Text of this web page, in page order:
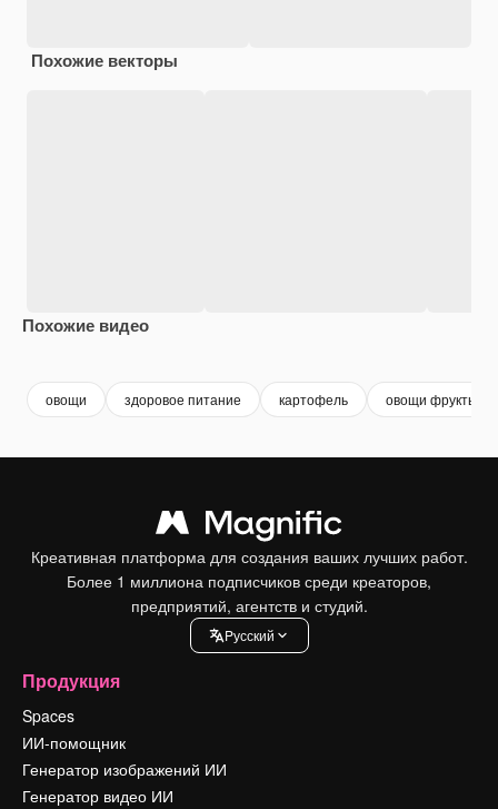
Похожие векторы
Похожие видео
овощи здоровое питание картофель овощи фрукты
Креативная платформа для создания ваших лучших работ.
Более 1 миллиона подписчиков среди креаторов,
предприятий, агентств и студий.
Pусский
Продукция
Spaces
ИИ-помощник
Генератор изображений ИИ
Генератор видео ИИ